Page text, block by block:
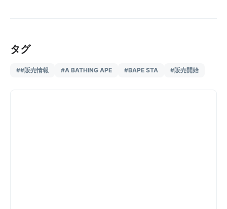
タグ
##販売情報 #A BATHING APE #BAPE STA #販売開始